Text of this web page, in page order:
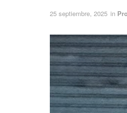
25 septiembre, 2025 in